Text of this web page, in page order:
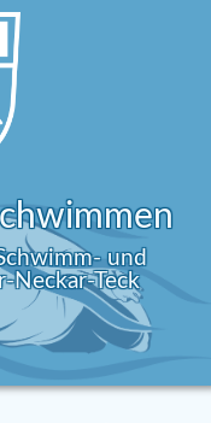
und
Neckar-Teck